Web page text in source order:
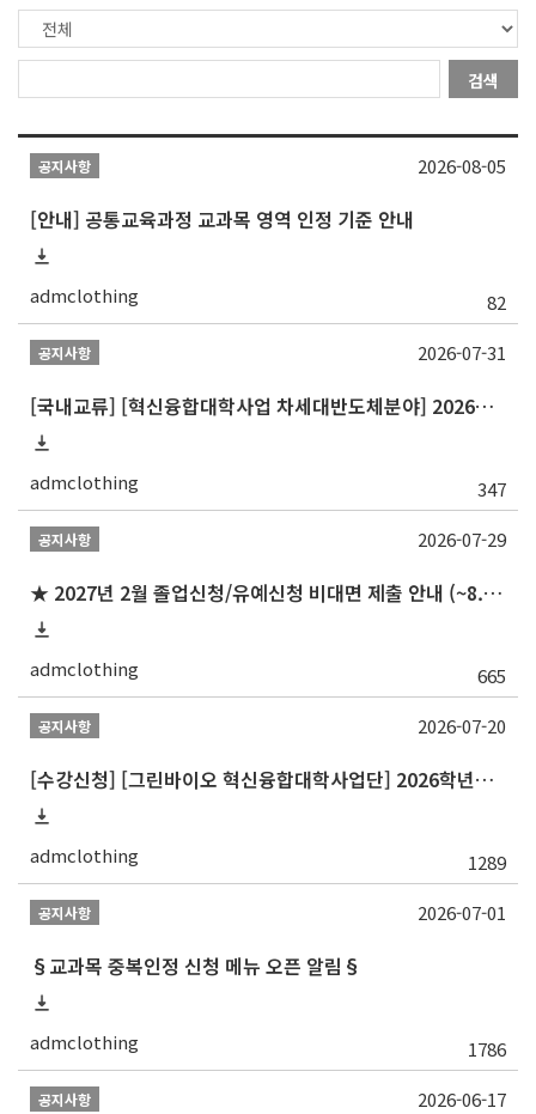
검색
공지사항
[안내] 공통교육과정 교과목 영역 인정 기준 안내
admclothing 82
2026-08-05
공지사항
[국내교류] [혁신융합대학사업 차세대반도체분야] 2026학년도 숭실대학교 2학기 교류 수학
admclothing 347
2026-07-31
공지사항
★ 2027년 2월 졸업신청/유예신청 비대면 제출 안내 (~8.20 목)
admclothing 665
2026-07-29
공지사항
[수강신청] [그린바이오 혁신융합대학사업단] 2026학년도 2학기 개설 교과목 홍보
admclothing 1289
2026-07-20
공지사항
§교과목 중복인정 신청 메뉴 오픈 알림§
admclothing 1786
2026-07-01
공지사항 2026-06-17